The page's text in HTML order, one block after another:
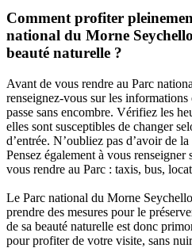
Comment profiter
national du Morne
beauté naturelle ?
Avant de vous rendre au Parc
renseignez-vous sur les
passe sans encombre. Vérifiez les
elles sont susceptibles de changer
d’entrée. N’oubliez pas d’avoir de
Pensez également à vous
vous rendre au Parc : taxis, bus,
Le Parc national du Morne
prendre des mesures pour le
de sa beauté naturelle est donc
pour profiter de votre visite, sans